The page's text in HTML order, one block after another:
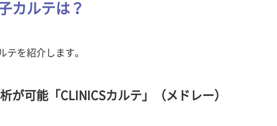
カルテは？
テを紹介します。
が可能「CLINICSカルテ」（メドレー）